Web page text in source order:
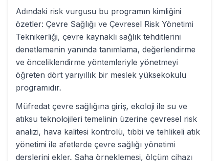
Adındaki risk vurgusu bu programın kimliğini
özetler: Çevre Sağlığı ve Çevresel Risk Yönetimi
Teknikerliği, çevre kaynaklı sağlık tehditlerini
denetlemenin yanında tanımlama, değerlendirme
ve önceliklendirme yöntemleriyle yönetmeyi
öğreten dört yarıyıllık bir meslek yüksekokulu
programıdır.
Müfredat çevre sağlığına giriş, ekoloji ile su ve
atıksu teknolojileri temelinin üzerine çevresel risk
analizi, hava kalitesi kontrolü, tıbbi ve tehlikeli atık
yönetimi ile afetlerde çevre sağlığı yönetimi
derslerini ekler. Saha örneklemesi, ölçüm cihazı